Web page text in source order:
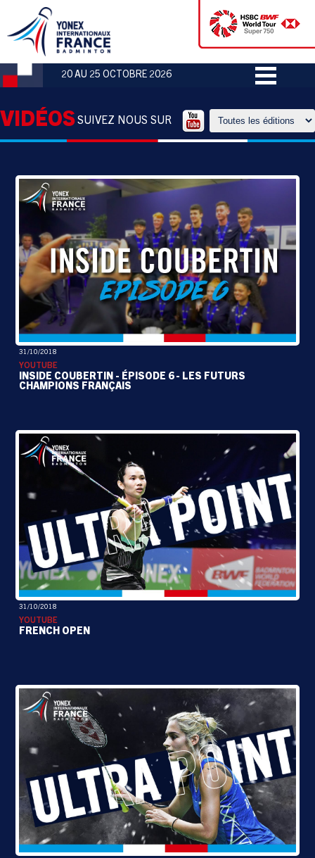
20 AU 25 OCTOBRE 2026
VIDÉOSSUIVEZ NOUS SUR
31/10/2018
YOUTUBE
INSIDE COUBERTIN - ÉPISODE 6 - LES FUTURS
CHAMPIONS FRANÇAIS
31/10/2018
YOUTUBE
FRENCH OPEN